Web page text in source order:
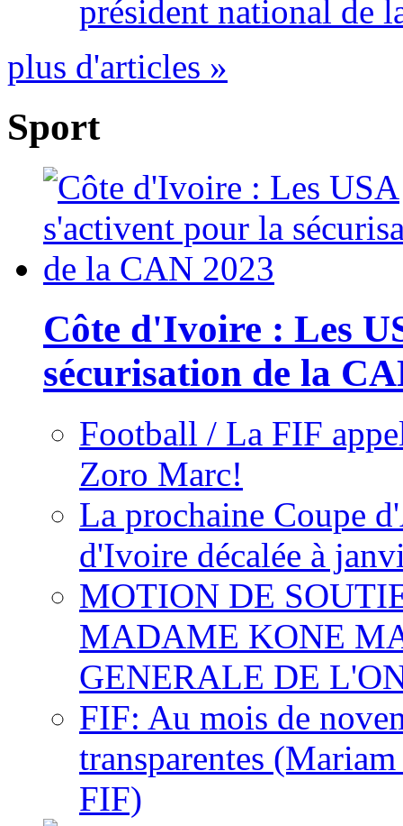
président national de
plus d'articles »
Sport
Côte d'Ivoire : Les
sécurisation de la
Football / La FIF
Zoro Marc!
La prochaine Coupe
d'Ivoire décalée à
MOTION DE
MADAME KONE
GENERALE DE
FIF: Au mois de
transparentes
FIF)